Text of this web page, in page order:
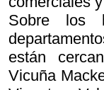
Sobre los
están
Vicuña